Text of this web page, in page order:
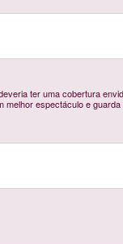
ter uma cobertura
melhor espectáculo e